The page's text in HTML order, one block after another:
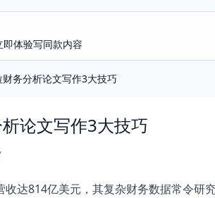
体验写同款内容
财务分析论文写作3大技巧
论文写作3大技巧
收达814亿美元，其复杂财务数据常令研